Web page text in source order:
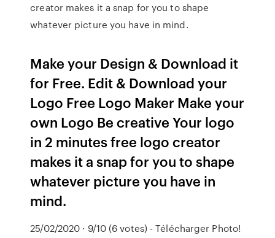
creator makes it a snap for you to shape
whatever picture you have in mind.
Make your Design & Download it
for Free. Edit & Download your
Logo Free Logo Maker Make your
own Logo Be creative Your logo
in 2 minutes free logo creator
makes it a snap for you to shape
whatever picture you have in
mind.
25/02/2020 · 9/10 (6 votes) - Télécharger Photo!